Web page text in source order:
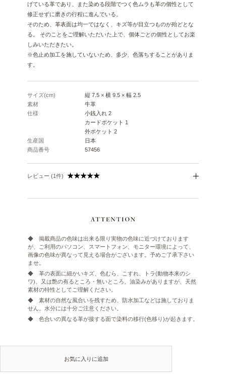
げている革であり、また染める段階でつく色ムラも革の個性として
修正せずに磨きの行程に進んでいる。
そのため、革表面は均一ではなく、キズ等が目立つものが殆どとな
る。 そのことをご理解いただいた上で、個体ごとの個性としてお楽
しみいただきたい。
※色止め加工を施していないため、多少、色落ちすることがありま
す。
サイズ(cm)
縦 7.5 × 横 9.5 × 幅 2.5
素材
牛革
仕様
小銭入れ 2
カードポケット 1
外ポケット 2
生産国
日本
商品番号
57456
レビュー (1件)
◆ 掲載商品の色味は出来る限り実物の色味に近づけております
が、ご利用のパソコン、スマートフォン、モニター環境によって、
画像の色味が異なって見える場合がございます。予めご了承下さい
ませ。
◆ 革の表面に細かいキズ、色むら、こすれ、トラ(動物本来のシ
ワ)、又は艶の有るところ・無いところ、油染みがありますが、天然
素材の特性としてご理解ください。
◆ 素材の自然な風合いを残すため、防水加工などは施しておりま
せん。水分には十分ご注意ください。
◆ 色合いの異なる革が接する面で染料の移行(色移り)が起きます。
お気に入りに追加